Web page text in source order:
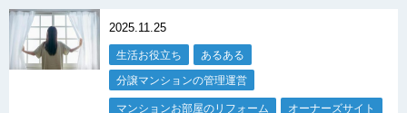
2025.11.25
生活お役立ち あるある
分譲マンションの管理運営
マンションお部屋のリフォーム オーナーズサイト